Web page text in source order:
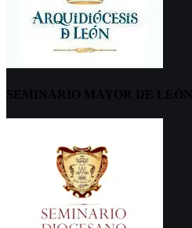
SEMINARIO MAYOR DE LEÓN